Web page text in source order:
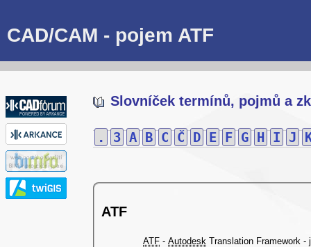
CAD/CAM - pojem ATF
Slovníček termínů, pojmů a
. 3 A B C Č D E F G H I J
ATF
ATF - Autodesk Translation Framework